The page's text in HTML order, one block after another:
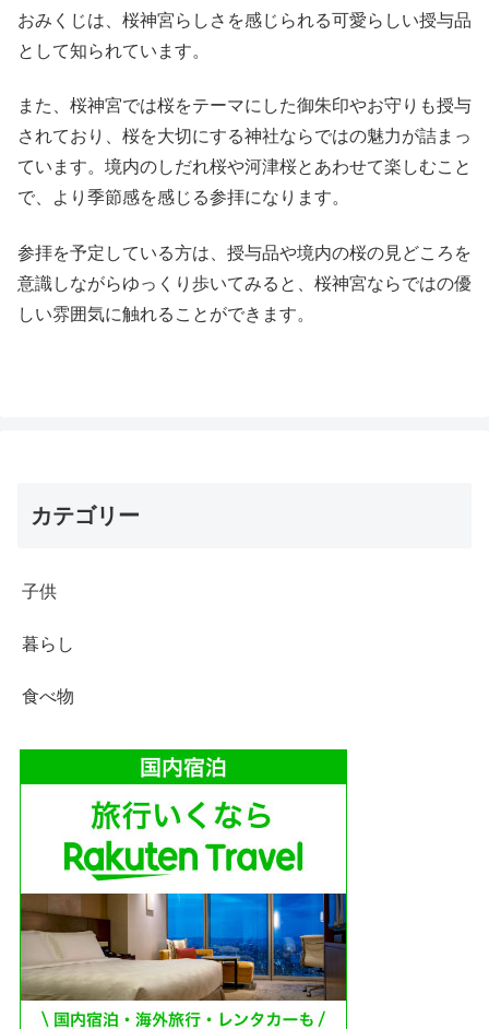
おみくじは、桜神宮らしさを感じられる可愛らしい授与品
として知られています。
また、桜神宮では桜をテーマにした御朱印やお守りも授与
されており、桜を大切にする神社ならではの魅力が詰まっ
ています。境内のしだれ桜や河津桜とあわせて楽しむこと
で、より季節感を感じる参拝になります。
参拝を予定している方は、授与品や境内の桜の見どころを
意識しながらゆっくり歩いてみると、桜神宮ならではの優
しい雰囲気に触れることができます。
カテゴリー
子供
暮らし
食べ物